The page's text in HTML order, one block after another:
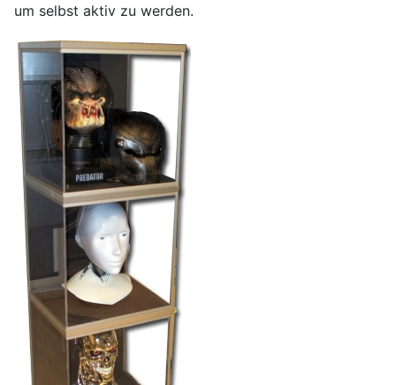
um selbst aktiv zu werden.